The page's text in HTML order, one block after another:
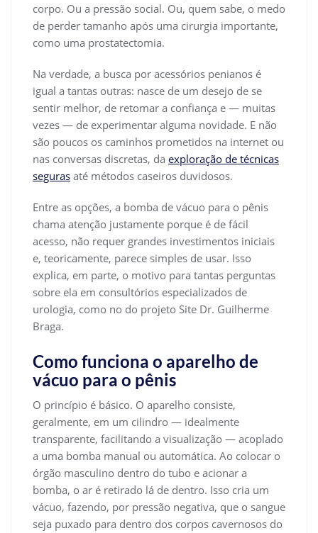
corpo. Ou a pressão social. Ou, quem sabe, o medo
de perder tamanho após uma cirurgia importante,
como uma prostatectomia.
Na verdade, a busca por acessórios penianos é
igual a tantas outras: nasce de um desejo de se
sentir melhor, de retomar a confiança e — muitas
vezes — de experimentar alguma novidade. E não
são poucos os caminhos prometidos na internet ou
nas conversas discretas, da exploração de técnicas
seguras até métodos caseiros duvidosos.
Entre as opções, a bomba de vácuo para o pênis
chama atenção justamente porque é de fácil
acesso, não requer grandes investimentos iniciais
e, teoricamente, parece simples de usar. Isso
explica, em parte, o motivo para tantas perguntas
sobre ela em consultórios especializados de
urologia, como no do projeto Site Dr. Guilherme
Braga.
Como funciona o aparelho de
vácuo para o pênis
O princípio é básico. O aparelho consiste,
geralmente, em um cilindro — idealmente
transparente, facilitando a visualização — acoplado
a uma bomba manual ou automática. Ao colocar o
órgão masculino dentro do tubo e acionar a
bomba, o ar é retirado lá de dentro. Isso cria um
vácuo, fazendo, por pressão negativa, que o sangue
seja puxado para dentro dos corpos cavernosos do